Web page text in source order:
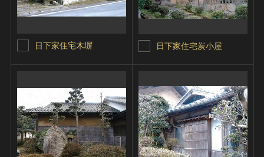
日下家住宅木塀 日下家住宅炭小屋